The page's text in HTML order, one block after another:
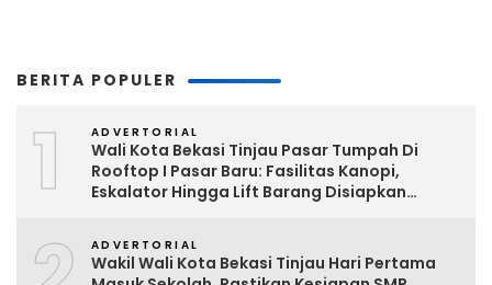
BERITA POPULER
1 ADVERTORIAL
Wali Kota Bekasi Tinjau Pasar Tumpah Di
Rooftop I Pasar Baru: Fasilitas Kanopi,
Eskalator Hingga Lift Barang Disiapkan
ADVERTORIAL
Wakil Wali Kota Bekasi Tinjau Hari Pertama